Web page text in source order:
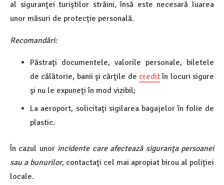
al siguranţei turiştilor străini, însă este necesară luarea
unor măsuri de protecţie personală.
Recomandări:
Păstraţi documentele, valorile personale, biletele
de călătorie, banii şi cărţile de creditîn locuri sigure
şi nu le expuneţi în mod vizibil;
La aeroport, solicitaţi sigilarea bagajelor în folie de
plastic.
În cazul unorincidente care afectează siguranţa persoanei
sau a bunurilor, contactaţi cel mai apropiat birou al poliţiei
locale.